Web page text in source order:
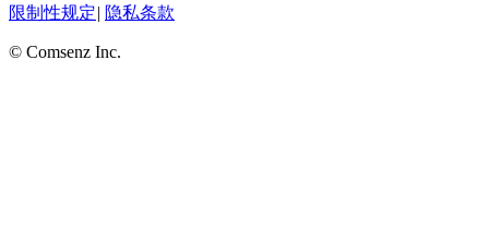
限制性规定| 隐私条款
© Comsenz Inc.